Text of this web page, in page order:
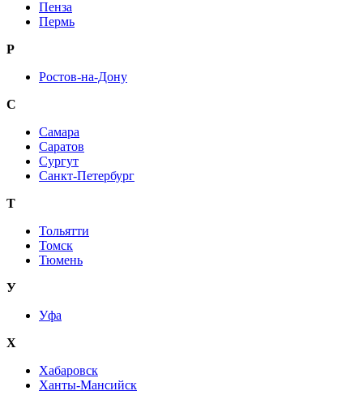
Пенза
Пермь
Р
Ростов-на-Дону
С
Самара
Саратов
Сургут
Санкт-Петербург
Т
Тольятти
Томск
Тюмень
У
Уфа
Х
Хабаровск
Ханты-Мансийск